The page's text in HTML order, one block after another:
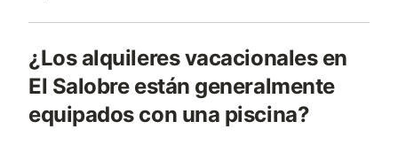
¿Los alquileres vacacionales en
El Salobre están generalmente
equipados con una piscina?